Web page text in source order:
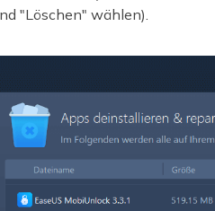
"Löschen" wählen).